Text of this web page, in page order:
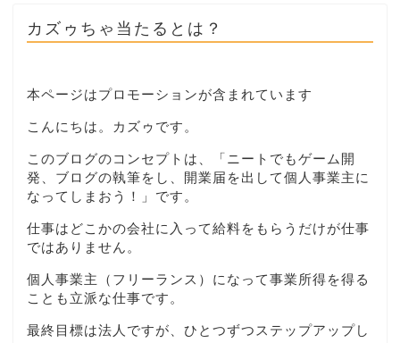
カズゥちゃ当たるとは？
本ページはプロモーションが含まれています
こんにちは。カズゥです。
このブログのコンセプトは、「ニートでもゲーム開
発、ブログの執筆をし、開業届を出して個人事業主に
なってしまおう！」です。
仕事はどこかの会社に入って給料をもらうだけが仕事
ではありません。
個人事業主（フリーランス）になって事業所得を得る
ことも立派な仕事です。
最終目標は法人ですが、ひとつずつステップアップし